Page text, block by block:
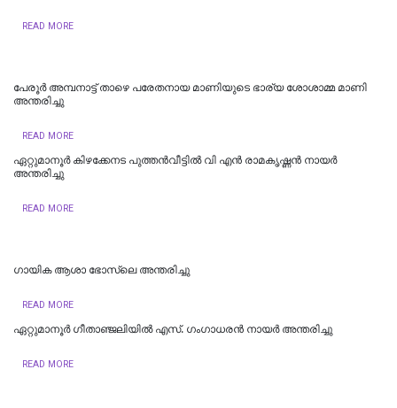
READ MORE
പേരൂർ അമ്പനാട്ട് താഴെ പരേതനായ മാണിയുടെ ഭാര്യ ശോശാമ്മ മാണി
അന്തരിച്ചു
READ MORE
ഏറ്റുമാനൂർ കിഴക്കേനട പുത്തൻവീട്ടിൽ വി എൻ രാമകൃഷ്ണൻ നായർ
അന്തരിച്ചു
READ MORE
ഗായിക ആശാ ഭോസ്‌ലെ അന്തരിച്ചു
READ MORE
ഏറ്റുമാനൂർ ഗീതാഞ്ജലിയിൽ എസ്. ഗംഗാധരൻ നായർ അന്തരിച്ചു
READ MORE